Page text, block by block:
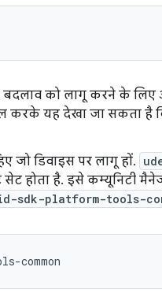
बदलाव को लागू करने के
करके यह देखा जा सकता है
जो डिवाइस पर लागू हों.
सेट होता है. इसे कम्यूनिटी
sdk-platform-tools-